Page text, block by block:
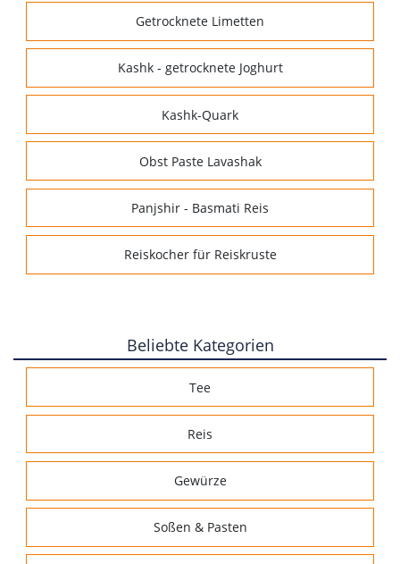
Getrocknete Limetten
Kashk - getrocknete Joghurt
Kashk-Quark
Obst Paste Lavashak
Panjshir - Basmati Reis
Reiskocher für Reiskruste
Beliebte Kategorien
Tee
Reis
Gewürze
Soßen & Pasten